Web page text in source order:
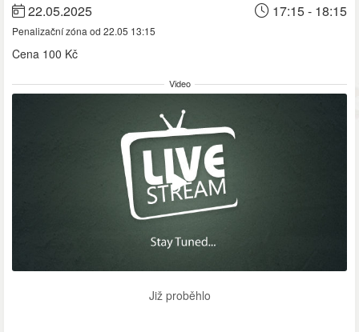
22.05.2025 17:15 - 18:15
Penalizační zóna od 22.05 13:15
Cena 100 Kč
Video
Již proběhlo